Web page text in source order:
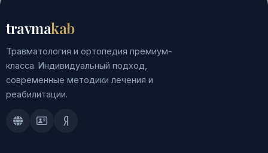
travmakab
Травматология и ортопедия премиум-
класса. Индивидуальный подход,
современные методики лечения и
реабилитации.
Doctu.ruПроДокторов
Яндекс.Здоровье